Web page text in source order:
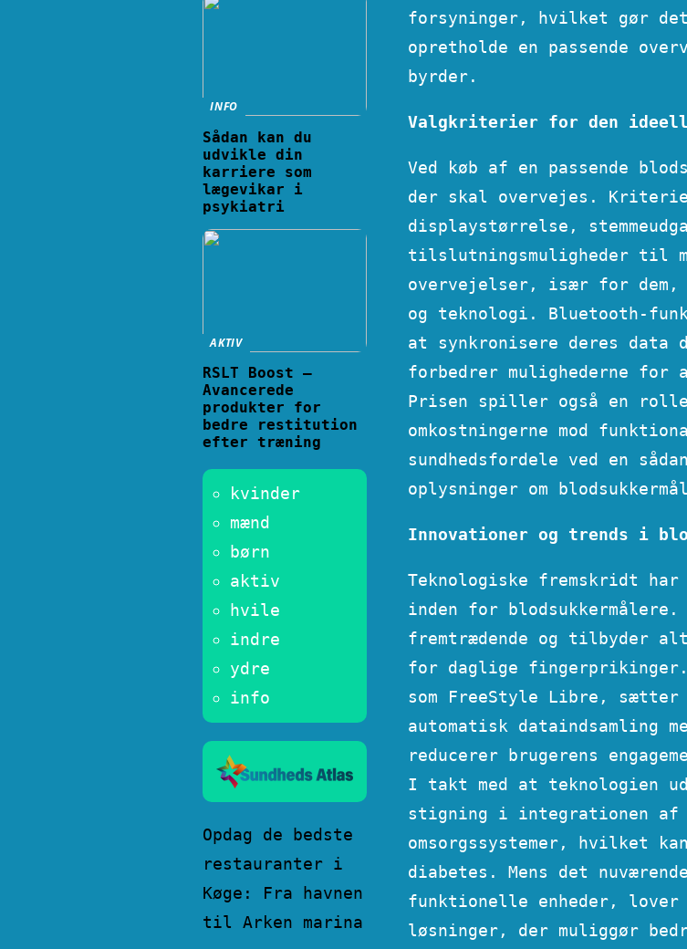
forsyninger, hvilket gør
opretholde en passende
byrder.
Valgkriterier for den
Ved køb af en passende
der skal overvejes. Kriterier
displaystørrelse,
tilslutningsmuligheder til
overvejelser, især for dem,
og teknologi. Bluetooth-
at synkronisere deres data
forbedrer mulighederne for
Prisen spiller også en
omkostningerne mod
sundhedsfordele ved en
oplysninger om
Innovationer og trends i
Teknologiske fremskridt
inden for
fremtrædende og tilbyder
for daglige fingerprikinger.
som FreeStyle Libre,
automatisk dataindsamling
reducerer brugerens
I takt med at teknologien
stigning i integrationen af
omsorgssystemer, hvilket
diabetes. Mens det
funktionelle enheder, lover
løsninger, der muliggør
INFO
Sådan kan du
udvikle din
karriere som
lægevikar i
psykiatri
AKTIV
RSLT Boost –
Avancerede
produkter for
bedre restitution
efter træning
kvinder
mænd
børn
aktiv
hvile
indre
ydre
info
Opdag de bedste
restauranter i
Køge: Fra havnen
til Arken marina